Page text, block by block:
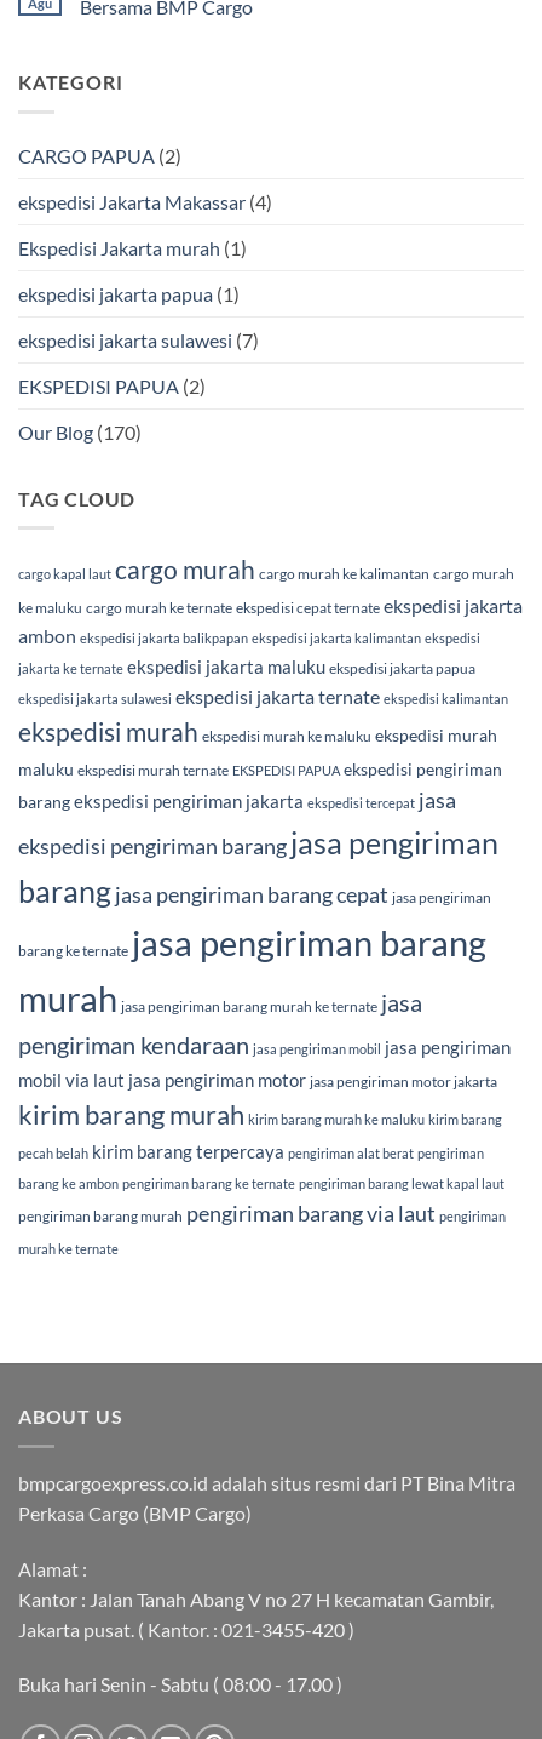
Murah
Bmp
Cargo
Ekspedisi
Laut
Bersama
&
Agu
Bersama BMP Cargo
pada
Ekspedisi
Laut
BMP
KATEGORI
CARGO PAPUA (2)
ekspedisi Jakarta Makassar (4)
Ekspedisi Jakarta murah (1)
ekspedisi jakarta papua (1)
ekspedisi jakarta sulawesi (7)
EKSPEDISI PAPUA (2)
Our Blog (170)
TAG CLOUD
cargo kapal laut cargo murah cargo murah ke kalimantan cargo murah
ke maluku cargo murah ke ternate ekspedisi cepat ternate ekspedisi jakarta
ambon ekspedisi jakarta balikpapan ekspedisi jakarta kalimantan ekspedisi
jakarta ke ternate ekspedisi jakarta maluku ekspedisi jakarta papua
ekspedisi jakarta sulawesi ekspedisi jakarta ternate ekspedisi kalimantan
ekspedisi murah ekspedisi murah ke maluku ekspedisi murah
maluku ekspedisi murah ternate EKSPEDISI PAPUA ekspedisi pengiriman
barangekspedisi pengiriman jakarta ekspedisi tercepat jasa
ekspedisi pengiriman barangjasa pengiriman
barangjasa pengiriman barang cepat jasa pengiriman
barang ke ternate jasa pengiriman barang
murah jasa pengiriman barang murah ke ternate jasa
pengiriman kendaraan jasa pengiriman mobil
jasa pengiriman
mobil via laut jasa pengiriman motor jasa pengiriman motor jakarta
kirim barang murah kirim barang murah ke maluku kirim barang
pecah belah kirim barang terpercaya pengiriman alat berat pengiriman
barang ke ambon pengiriman barang ke ternate pengiriman barang lewat kapal laut
pengiriman barang murah pengiriman barang via laut pengiriman
murah ke ternate
ABOUT US
bmpcargoexpress.co.id adalah situs resmi dari PT Bina Mitra
Perkasa Cargo (BMP Cargo)
Alamat :
Kantor : Jalan Tanah Abang V no 27 H kecamatan Gambir,
Jakarta pusat. ( Kantor. : 021-3455-420 )
Buka hari Senin - Sabtu ( 08:00 - 17.00 )